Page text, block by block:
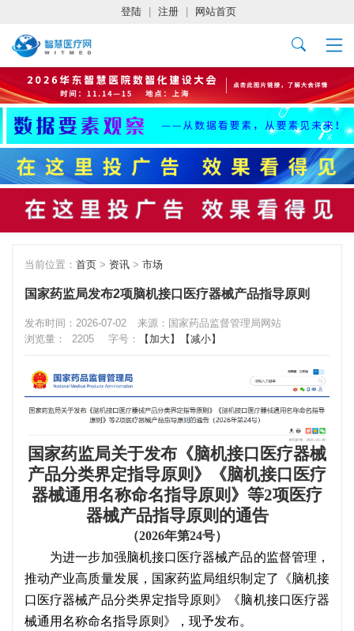
登陆 注册 网站首页
当前位置： 首页 > 资讯 > 市场
国家药监局发布2项脑机接口医疗器械产品指导原则
发布时间：2026-07-02
来源：国家药品监督管理局网站
浏览量：
2205 字号： 【加大】 【减小】
国家药监局关于发布《脑机接口医疗器械
产品分类界定指导原则》《脑机接口医疗
器械通用名称命名指导原则》等2项医疗
器械产品指导原则的通告
（2026年第24号）
为进一步加强脑机接口医疗器械产品的监督管理，
推动产业高质量发展，国家药监局组织制定了《脑机接
口医疗器械产品分类界定指导原则》《脑机接口医疗器
械通用名称命名指导原则》，现予发布。